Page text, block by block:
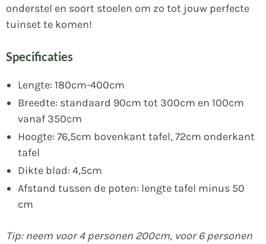
onderstel en soort stoelen om zo tot jouw perfecte
tuinset te komen!
Specificaties
Lengte: 180cm-400cm
Breedte: standaard 90cm tot 300cm en 100cm
vanaf 350cm
Hoogte: 76,5cm bovenkant tafel, 72cm onderkant
tafel
Dikte blad: 4,5cm
Afstand tussen de poten: lengte tafel minus 50
cm
Tip: neem voor 4 personen 200cm, voor 6 personen